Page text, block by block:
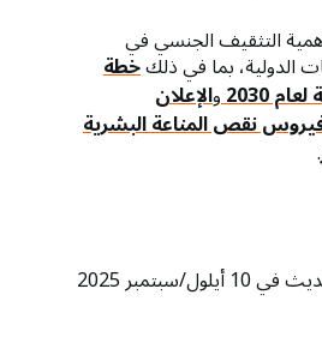
التثقيف الجنسي في
الدولية، بما في ذلكخطة
2030 والإعلان
نقص المناعة البشرية
.
سبتمبر 2025